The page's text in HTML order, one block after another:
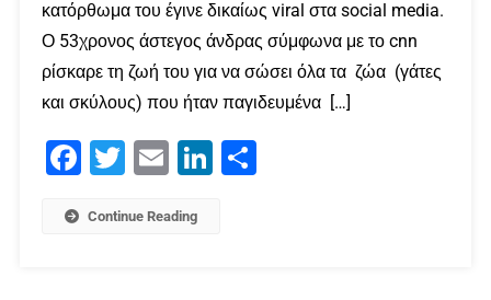
κατόρθωμα του έγινε δικαίως viral στα social media.
Ο 53χρονος άστεγος άνδρας σύμφωνα με το cnn
ρίσκαρε τη ζωή του για να σώσει όλα τα ζώα (γάτες
και σκύλους) που ήταν παγιδευμένα […]
Facebook
Twitter Email LinkedIn
Continue Reading